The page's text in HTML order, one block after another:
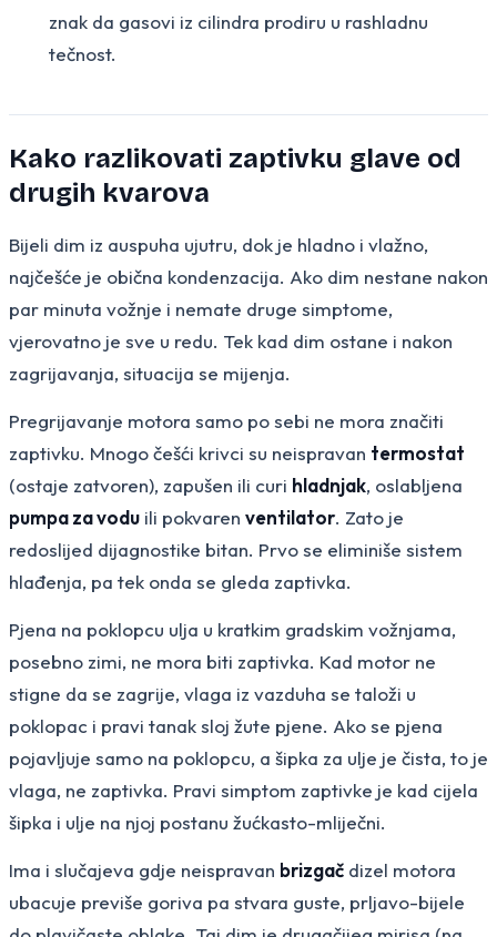
znak da gasovi iz cilindra prodiru u rashladnu
tečnost.
Kako razlikovati zaptivku glave od
drugih kvarova
Bijeli dim iz auspuha ujutru, dok je hladno i vlažno,
najčešće je obična kondenzacija. Ako dim nestane nakon
par minuta vožnje i nemate druge simptome,
vjerovatno je sve u redu. Tek kad dim ostane i nakon
zagrijavanja, situacija se mijenja.
Pregrijavanje motora samo po sebi ne mora značiti
zaptivku. Mnogo češći krivci su neispravan termostat
(ostaje zatvoren), zapušen ili curi hladnjak, oslabljena
pumpa za vodu ili pokvaren ventilator. Zato je
redoslijed dijagnostike bitan. Prvo se eliminiše sistem
hlađenja, pa tek onda se gleda zaptivka.
Pjena na poklopcu ulja u kratkim gradskim vožnjama,
posebno zimi, ne mora biti zaptivka. Kad motor ne
stigne da se zagrije, vlaga iz vazduha se taloži u
poklopac i pravi tanak sloj žute pjene. Ako se pjena
pojavljuje samo na poklopcu, a šipka za ulje je čista, to je
vlaga, ne zaptivka. Pravi simptom zaptivke je kad cijela
šipka i ulje na njoj postanu žućkasto-mliječni.
Ima i slučajeva gdje neispravan brizgač dizel motora
ubacuje previše goriva pa stvara guste, prljavo-bijele